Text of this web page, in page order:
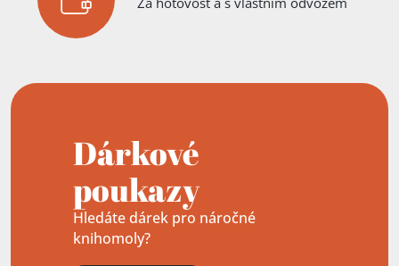
Dárkové
poukazy
Hledáte dárek pro náročné
knihomoly?